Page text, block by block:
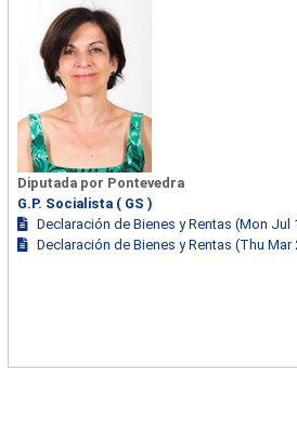
Diputada por Pontevedra
G.P. Socialista ( GS )
Declaración de Bienes y Rentas (Mon Jul
Declaración de Bienes y Rentas (Thu Mar